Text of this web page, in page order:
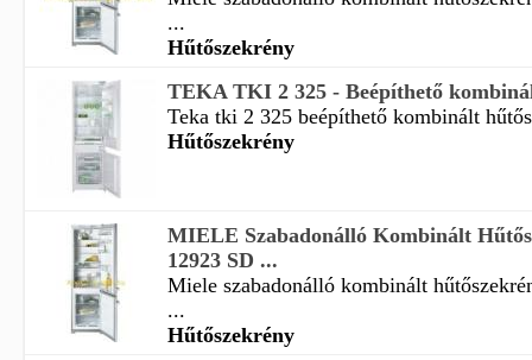
...
Hűtőszekrény
TEKA TKI 2 325 - Beépíthető
Teka tki 2 325 beépíthető kombinált
Hűtőszekrény
MIELE Szabadonálló Kombinált
12923 SD ...
Miele szabadonálló kombinált
...
Hűtőszekrény